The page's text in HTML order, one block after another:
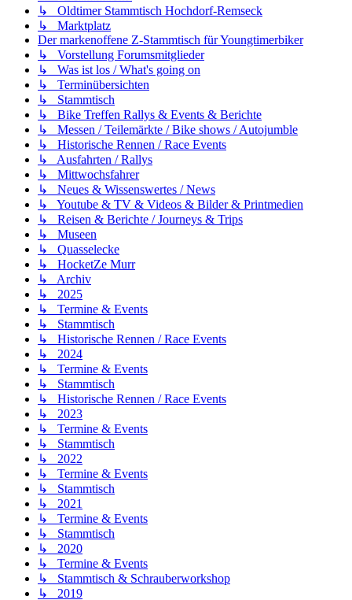
↳ Oldtimer Stammtisch Hochdorf-Remseck
↳ Marktplatz
Der markenoffene Z-Stammtisch für Youngtimerbiker
↳ Vorstellung Forumsmitglieder
↳ Was ist los / What's going on
↳ Terminübersichten
↳ Stammtisch
↳ Bike Treffen Rallys & Events & Berichte
↳ Messen / Teilemärkte / Bike shows / Autojumble
↳ Historische Rennen / Race Events
↳ Ausfahrten / Rallys
↳ Mittwochsfahrer
↳ Neues & Wissenswertes / News
↳ Youtube & TV & Videos & Bilder & Printmedien
↳ Reisen & Berichte / Journeys & Trips
↳ Museen
↳ Quasselecke
↳ HocketZe Murr
↳ Archiv
↳ 2025
↳ Termine & Events
↳ Stammtisch
↳ Historische Rennen / Race Events
↳ 2024
↳ Termine & Events
↳ Stammtisch
↳ Historische Rennen / Race Events
↳ 2023
↳ Termine & Events
↳ Stammtisch
↳ 2022
↳ Termine & Events
↳ Stammtisch
↳ 2021
↳ Termine & Events
↳ Stammtisch
↳ 2020
↳ Termine & Events
↳ Stammtisch & Schrauberworkshop
↳ 2019